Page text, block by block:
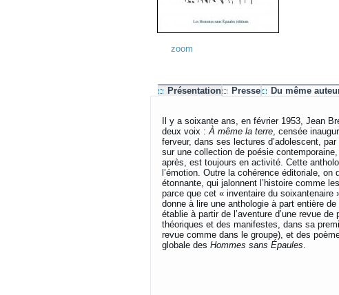
zoom
Présentation Presse Du même
Il y a soixante ans, en février 1953, Jean
deux voix :À même la terre, censée
ferveur, dans ses lectures d’adolescent,
sur une collection de poésie
après, est toujours en activité. Cette
l’émotion. Outre la cohérence éditoriale,
étonnante, qui jalonnent l’histoire comme
parce que cet « inventaire du soixantenaire
donne à lire une anthologie à part entière
établie à partir de l’aventure d’une revue de
théoriques et des manifestes, dans sa
revue comme dans le groupe), et des
globale des Hommes sans Épaules.